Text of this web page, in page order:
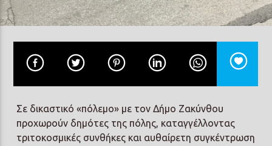
Σε δικαστικό «πόλεμο» με τον Δήμο Ζακύνθου
προχωρούν δημότες της πόλης, καταγγέλλοντας
τριτοκοσμικές συνθήκες και αυθαίρετη συγκέντρωση